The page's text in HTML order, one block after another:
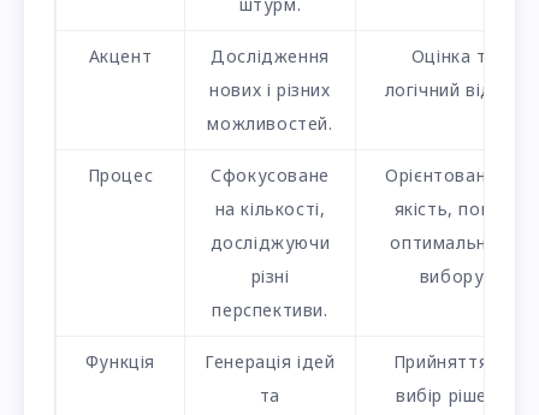
Акцент
Дослідження
нових і різних
можливостей.
Оцінка та
логічний відбір.
Процес
Сфокусоване
на кількості,
досліджуючи
різні
перспективи.
Орієнтоване на
якість, пошук
оптимального
вибору.
Функція
Генерація ідей
та
Прийняття та
вибір рішень.